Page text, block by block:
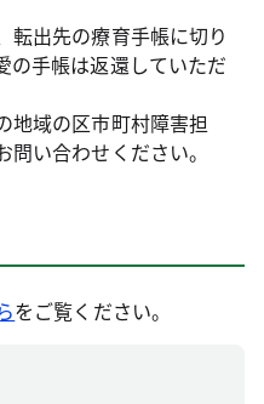
出先の療育手帳に切り
の手帳は返還していただ
地域の区市町村障害担
問い合わせください。
をご覧ください。